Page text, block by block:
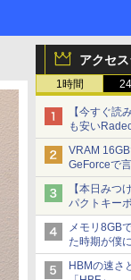
アクセ
1時間
【今すぐ読
も安い
のぐらいの
VRAM
GeForceで
【本日みつ
パクトキー
台接続対応
メモリ8GB
た時期が僕
HBMの速さ